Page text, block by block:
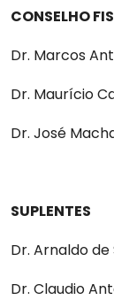
CONSELHO
Dr. Marcos
Dr. Maurício
Dr. José
SUPLENTES
Dr. Arnaldo de
Dr. Claudio